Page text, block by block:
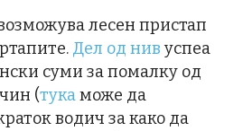
лесен пристап
Дел од нив успеа
суми за помалку од
(тукаможе да
водич за како да